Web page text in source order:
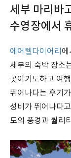
세부 마리바
수영장에서
에어텔다이어리 에
세부의 숙박 장소
곳이기도하고 여
뛰어나다는 후기
성비가 뛰어나다
도의 풍경과 퀄리